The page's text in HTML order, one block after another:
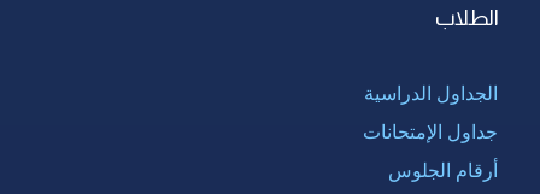
الطلاب
الجداول الدراسية
جداول الإمتحانات
أرقام الجلوس